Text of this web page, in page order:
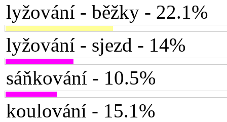
lyžování - běžky - 22.1%
lyžování - sjezd - 14%
sáňkování - 10.5%
koulování - 15.1%